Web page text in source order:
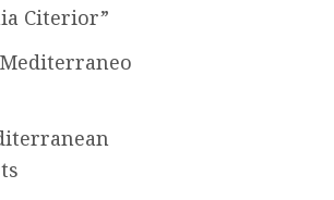
Citerior”